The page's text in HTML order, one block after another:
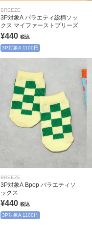
BREEZE
3P対象A バラエティ総柄ソッ
クス マイファーストブリーズ
¥440 税込
3P対象A 1100円
BREEZE
3P対象A Bpop バラエティソ
ックス
¥440 税込
3P対象A 1100円